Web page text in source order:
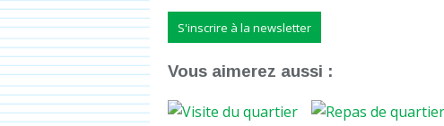
S'inscrire à la newsletter
Vous aimerez aussi :